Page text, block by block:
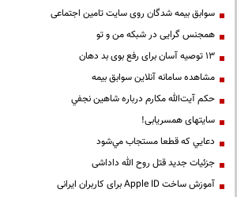
سوابق بیمه شدگان روی سایت تامین اجتماعی
همجنس گرایی در شبکه من و تو
13 توصیه آسان برای رفع بوی بد دهان
مشاهده سامانه آنلاين سوابق بیمه
حكم آيت‌الله مكارم درباره شاهين نجفي
سایتهای همسریابی!
دعايي كه قطعا مستجاب مي‌شود
جزئیات جدید قتل روح الله داداشی
آموزش ساخت Apple ID برای کاربران ایرانی